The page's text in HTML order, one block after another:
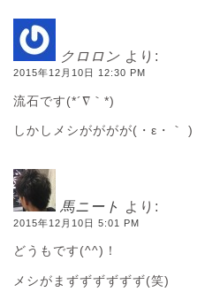
クロロン より:
2015年12月10日 12:30 PM
流石です(*´∇｀*)
しかしメシがががが(・ε・｀ )
馬ニート より:
2015年12月10日 5:01 PM
どうもです(^^)！
メシがまずずずずずず(笑)